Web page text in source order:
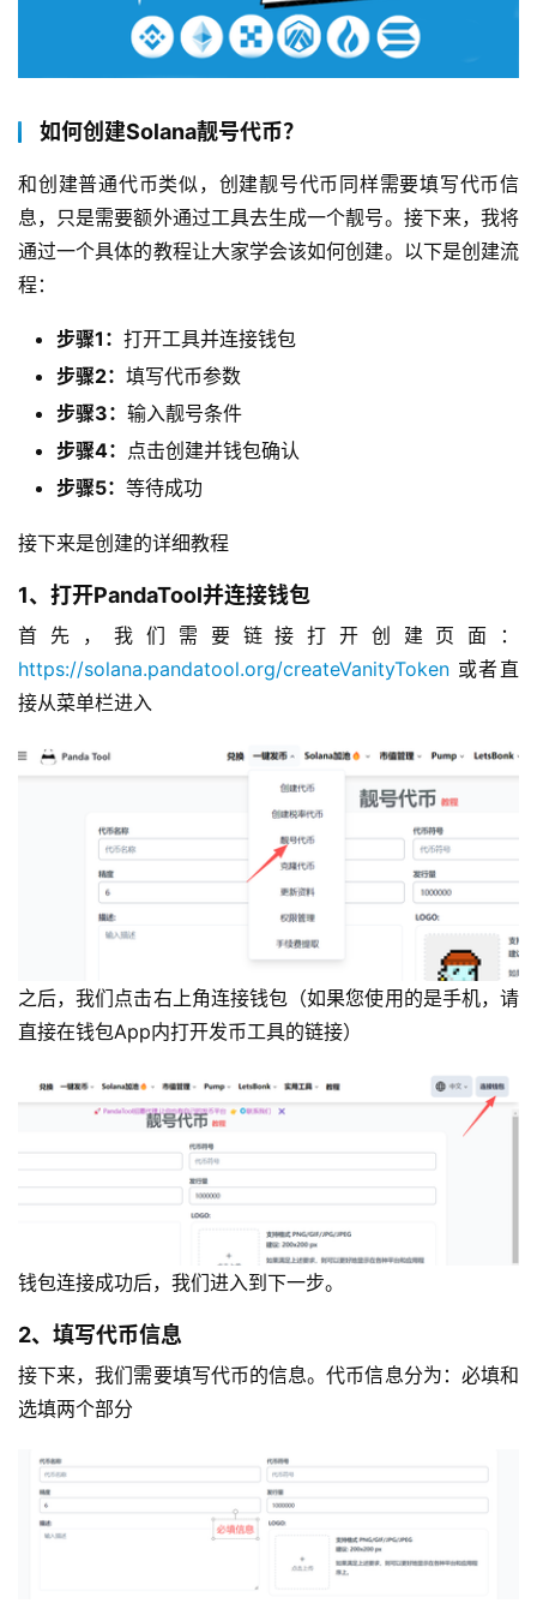
如何创建Solana靓号代币？
和创建普通代币类似，创建靓号代币同样需要填写代币信
息，只是需要额外通过工具去生成一个靓号。接下来，我将
通过一个具体的教程让大家学会该如何创建。以下是创建流
程：
步骤1： 打开工具并连接钱包
步骤2： 填写代币参数
步骤3： 输入靓号条件
步骤4： 点击创建并钱包确认
步骤5： 等待成功
接下来是创建的详细教程
1、打开PandaTool并连接钱包
首先，我们需要链接打开创建页面：
https://solana.pandatool.org/createVanityToken 或者直
接从菜单栏进入
之后，我们点击右上角连接钱包（如果您使用的是手机，请
直接在钱包App内打开发币工具的链接）
钱包连接成功后，我们进入到下一步。
2、填写代币信息
接下来，我们需要填写代币的信息。代币信息分为：必填和
选填两个部分